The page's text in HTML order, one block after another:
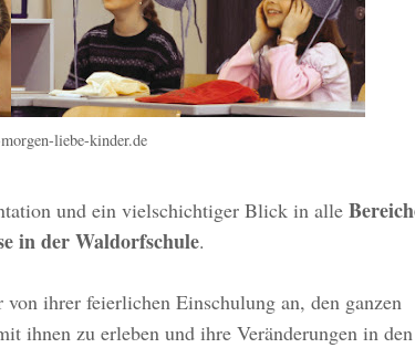
liebe-kinder.de
und ein vielschichtiger Blick in alle
in der Waldorfschule.
ihrer feierlichen Einschulung an, den ganzen
ihnen zu erleben und ihre Veränderungen in den